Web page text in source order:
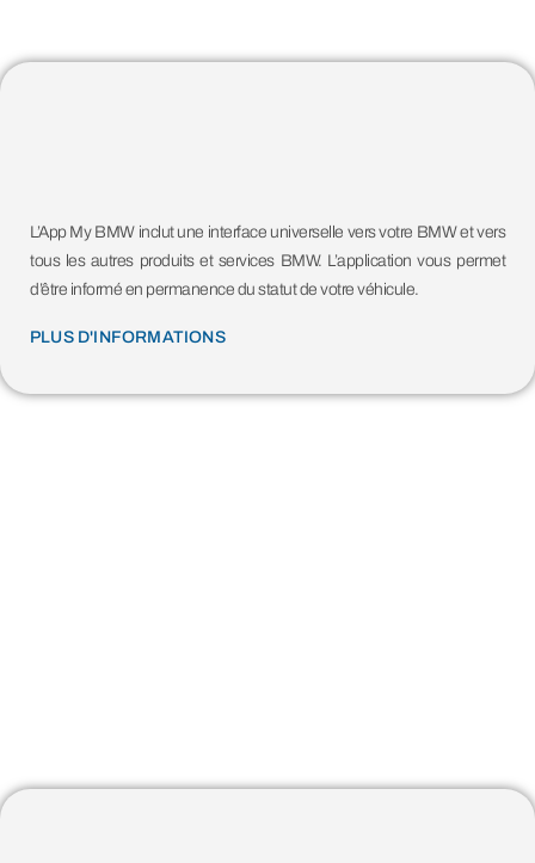
L’App My BMW inclut une interface universelle vers votre BMW et vers
tous les autres produits et services BMW. L’application vous permet
d’être informé en permanence du statut de votre véhicule.
PLUS D'INFORMATIONS